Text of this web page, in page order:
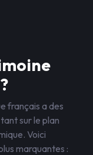
français a des
sur le plan
Voici
marquantes :